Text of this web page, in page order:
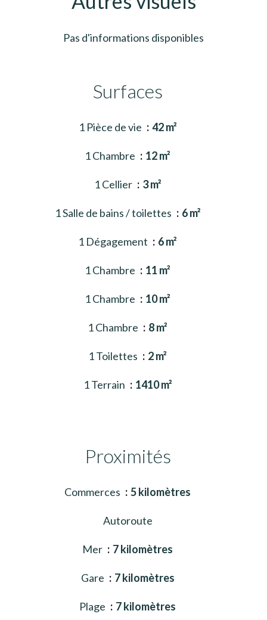
Pas d'informations disponibles
Surfaces
1 Pièce de vie 42 m²
1 Chambre 12 m²
1 Cellier 3 m²
1 Salle de bains / toilettes 6 m²
1 Dégagement 6 m²
1 Chambre 11 m²
1 Chambre 10 m²
1 Chambre 8 m²
1 Toilettes 2 m²
1 Terrain 1410 m²
Proximités
Commerces 5 kilomètres
Autoroute
Mer 7 kilomètres
Gare 7 kilomètres
Plage 7 kilomètres